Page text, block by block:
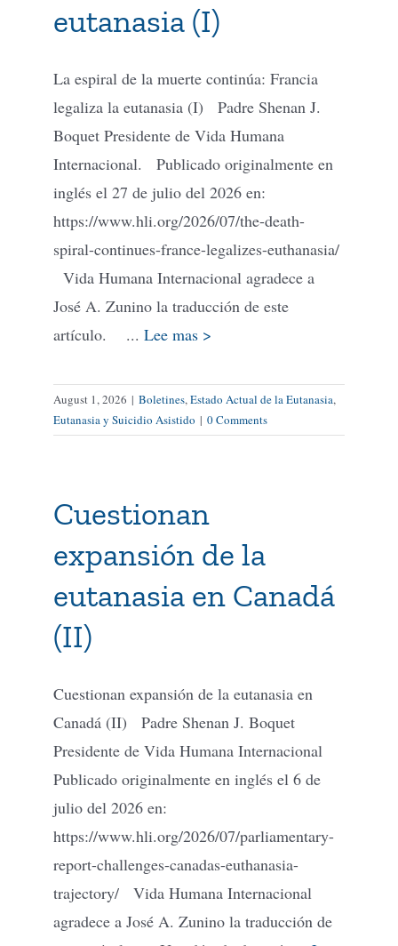
eutanasia (I)
La espiral de la muerte continúa: Francia
legaliza la eutanasia (I) Padre Shenan J.
Boquet Presidente de Vida Humana
Internacional. Publicado originalmente en
inglés el 27 de julio del 2026 en:
https://www.hli.org/2026/07/the-death-
spiral-continues-france-legalizes-euthanasia/
Vida Humana Internacional agradece a
José A. Zunino la traducción de este
artículo. ... Lee mas >
August 1, 2026 | Boletines, Estado Actual de la Eutanasia,
Eutanasia y Suicidio Asistido | 0 Comments
Cuestionan
expansión de la
eutanasia en Canadá
(II)
Cuestionan expansión de la eutanasia en
Canadá (II) Padre Shenan J. Boquet
Presidente de Vida Humana Internacional
Publicado originalmente en inglés el 6 de
julio del 2026 en:
https://www.hli.org/2026/07/parliamentary-
report-challenges-canadas-euthanasia-
trajectory/ Vida Humana Internacional
agradece a José A. Zunino la traducción de